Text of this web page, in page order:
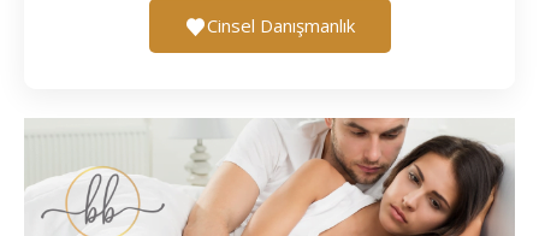
Cinsel Danışmanlık